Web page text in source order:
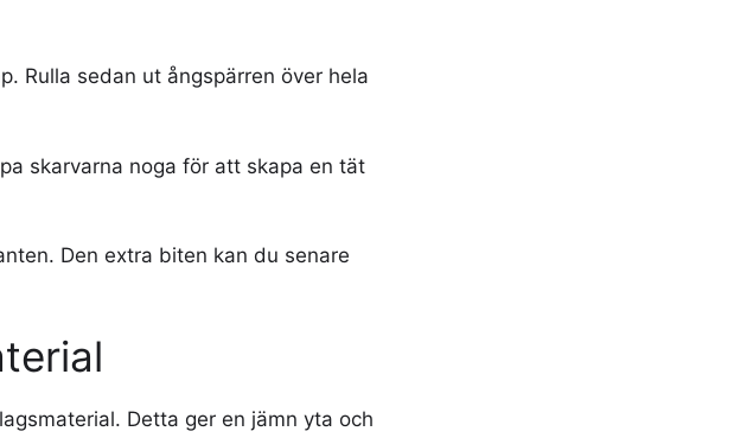
Rulla sedan ut ångspärren över hela
skarvarna noga för att skapa en tät
Den extra biten kan du senare
Detta ger en jämn yta och